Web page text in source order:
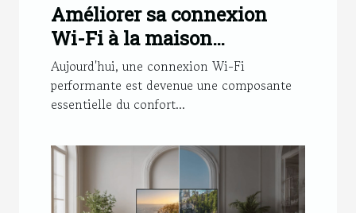
Améliorer sa connexion
Wi-Fi à la maison
techniques et appareils
pour un signal sans faille
Aujourd'hui, une connexion Wi-Fi
performante est devenue une composante
essentielle du confort...